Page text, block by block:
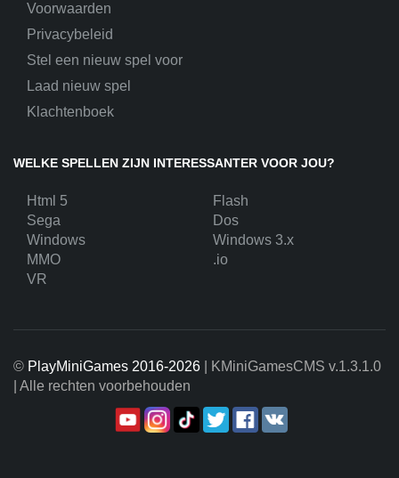
Voorwaarden
Privacybeleid
Stel een nieuw spel voor
Laad nieuw spel
Klachtenboek
WELKE SPELLEN ZIJN INTERESSANTER VOOR JOU?
Html 5
Flash
Sega
Dos
Windows
Windows 3.x
MMO
.io
VR
© PlayMiniGames 2016-2026 | KMiniGamesCMS v.1.3.1.0
| Alle rechten voorbehouden